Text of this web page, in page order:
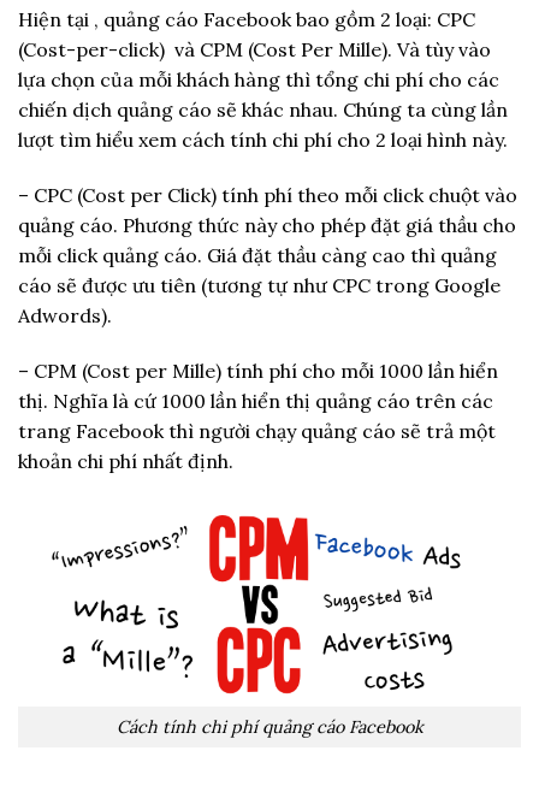
Hiện tại , quảng cáo Facebook bao gồm 2 loại: CPC
(Cost-per-click) và CPM (Cost Per Mille). Và tùy vào
lựa chọn của mỗi khách hàng thì tổng chi phí cho các
chiến dịch quảng cáo sẽ khác nhau. Chúng ta cùng lần
lượt tìm hiểu xem cách tính chi phí cho 2 loại hình này.
– CPC (Cost per Click) tính phí theo mỗi click chuột vào
quảng cáo. Phương thức này cho phép đặt giá thầu cho
mỗi click quảng cáo. Giá đặt thầu càng cao thì quảng
cáo sẽ được ưu tiên (tương tự như CPC trong Google
Adwords).
– CPM (Cost per Mille) tính phí cho mỗi 1000 lần hiển
thị. Nghĩa là cứ 1000 lần hiển thị quảng cáo trên các
trang Facebook thì người chạy quảng cáo sẽ trả một
khoản chi phí nhất định.
Cách tính chi phí quảng cáo Facebook